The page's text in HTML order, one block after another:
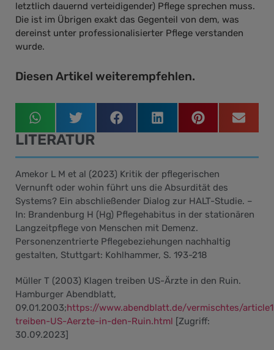
letztlich dauernd verteidigender) Pflege sprechen muss.
Die ist im Übrigen exakt das Gegenteil von dem, was
dereinst unter professionalisierter Pflege verstanden
wurde.
Diesen Artikel weiterempfehlen.
LITERATUR
Amekor L M et al (2023) Kritik der pflegerischen
Vernunft oder wohin führt uns die Absurdität des
Systems? Ein abschließender Dialog zur HALT-Studie. –
In: Brandenburg H (Hg) Pflegehabitus in der stationären
Langzeitpflege von Menschen mit Demenz.
Personenzentrierte Pflegebeziehungen nachhaltig
gestalten, Stuttgart: Kohlhammer, S. 193-218
Müller T (2003) Klagen treiben US-Ärzte in den Ruin.
Hamburger Abendblatt,
09.01.2003;https://www.abendblatt.de/vermischtes/
treiben-US-Aerzte-in-den-Ruin.html [Zugriff:
30.09.2023]